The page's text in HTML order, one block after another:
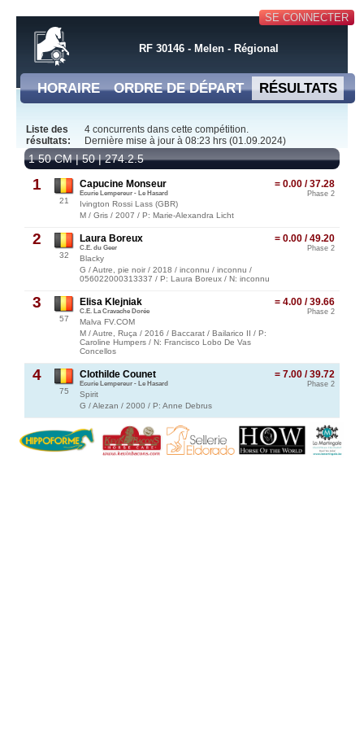
SE CONNECTER
RF 30146 - Melen - Régional
HORAIRE ORDRE DE DÉPART RÉSULTATS
Liste des
résultats:
4 concurrents dans cette compétition.
Dernière mise à jour à 08:23 hrs (01.09.2024)
1 50 CM | 50 | 274.2.5
1
21
= 0.00 / 37.28
Phase 2
Capucine Monseur
Ecurie Lempereur - Le Hasard
Ivington Rossi Lass (GBR)
M / Gris / 2007 / P: Marie-Alexandra Licht
2
32
= 0.00 / 49.20
Phase 2
Laura Boreux
C.E. du Geer
Blacky
G / Autre, pie noir / 2018 / inconnu / inconnu /
056022000313337 / P: Laura Boreux / N: inconnu
3
57
= 4.00 / 39.66
Phase 2
Elisa Klejniak
C.E. La Cravache Dorée
Malva FV.COM
M / Autre, Ruça / 2016 / Baccarat / Bailarico II / P:
Caroline Humpers / N: Francisco Lobo De Vas
Concellos
4
75
= 7.00 / 39.72
Phase 2
Clothilde Counet
Ecurie Lempereur - Le Hasard
Spirit
G / Alezan / 2000 / P: Anne Debrus